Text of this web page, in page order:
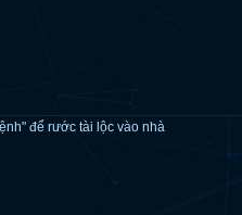
để rước tài lộc vào nhà